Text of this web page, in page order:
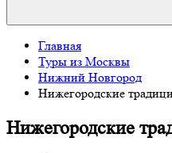
Главная
Туры из Москвы
Нижний Новгород
Нижегородские
Нижегородские